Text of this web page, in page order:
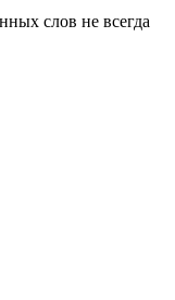
слов не всегда